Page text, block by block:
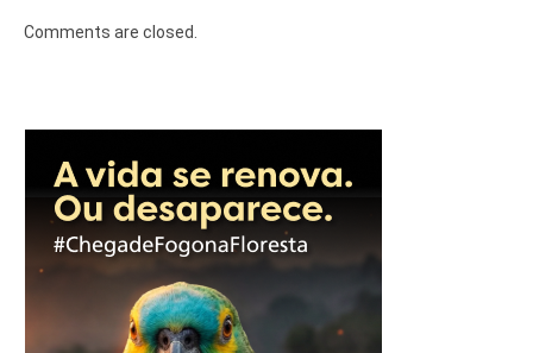
Comments are closed.